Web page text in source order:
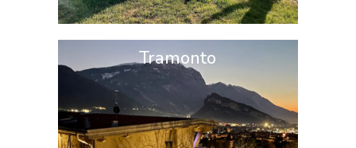
Tramonto